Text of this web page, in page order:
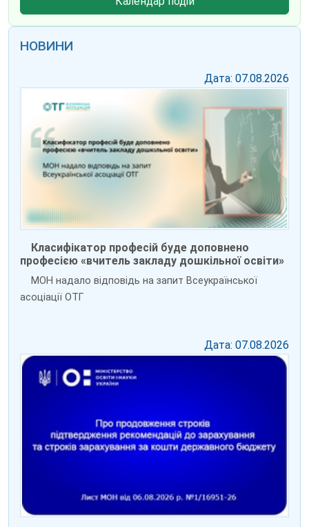
НОВИНИ
Дата: 07.08.2026
Класифікатор професій буде доповнено
професією «вчитель закладу дошкільної освіти»
МОН надало відповідь на запит Всеукраїнської
асоціації ОТГ
Дата: 07.08.2026